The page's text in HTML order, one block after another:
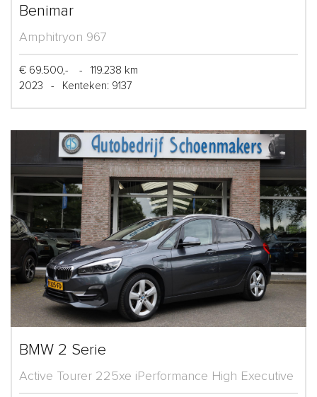
Benimar
Amphitryon 967
€ 69.500,- -
119.238 km
2023
- Kenteken: 9137
BMW 2 Serie
Active Tourer 225xe iPerformance High Executive